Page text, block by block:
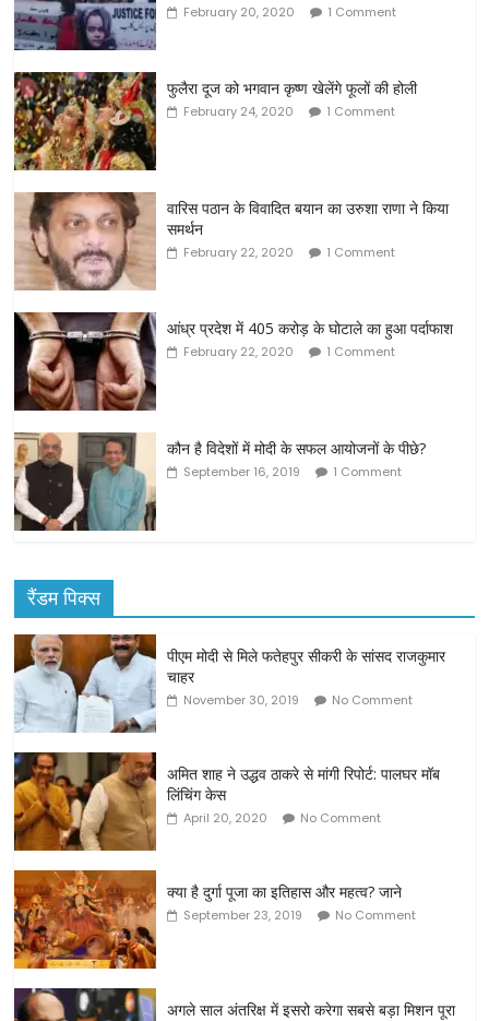
February 20, 2020 1 Comment
फुलैरा दूज को भगवान कृष्ण खेलेंगे फूलों की होली
February 24, 2020 1 Comment
वारिस पठान के विवादित बयान का उरुशा राणा ने किया
समर्थन
February 22, 2020 1 Comment
आंध्र प्रदेश में 405 करोड़ के घोटाले का हुआ पर्दाफाश
February 22, 2020 1 Comment
कौन है विदेशों में मोदी के सफल आयोजनों के पीछे?
September 16, 2019 1 Comment
रैंडम पिक्स
पीएम मोदी से मिले फतेहपुर सीकरी के सांसद राजकुमार
चाहर
November 30, 2019 No Comment
अमित शाह ने उद्धव ठाकरे से मांगी रिपोर्ट: पालघर मॉब
लिंचिंग केस
April 20, 2020 No Comment
क्या है दुर्गा पूजा का इतिहास और महत्व? जाने
September 23, 2019 No Comment
अगले साल अंतरिक्ष में इसरो करेगा सबसे बड़ा मिशन पूरा